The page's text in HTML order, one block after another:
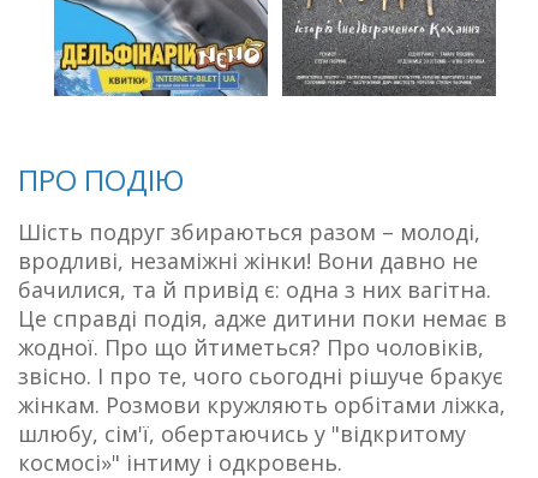
ПРО ПОДІЮ
Шість подруг збираються разом – молоді,
вродливі, незаміжні жінки! Вони давно не
бачилися, та й привід є: одна з них вагітна.
Це справді подія, адже дитини поки немає в
жодної. Про що йтиметься? Про чоловіків,
звісно. І про те, чого сьогодні рішуче бракує
жінкам. Розмови кружляють орбітами ліжка,
шлюбу, сім'ї, обертаючись у "відкритому
космосі»" інтиму і одкровень.